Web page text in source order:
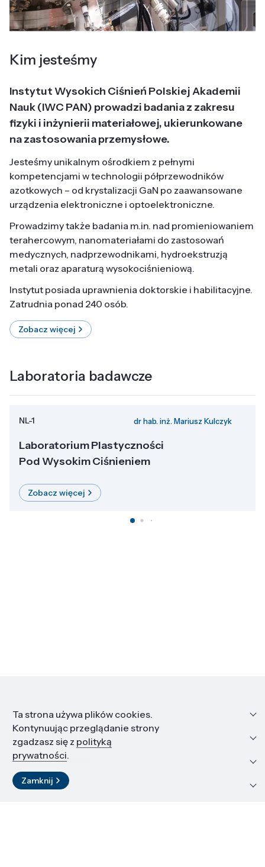
Kim jesteśmy
Instytut Wysokich Ciśnień Polskiej Akademii
Nauk (IWC PAN) prowadzi badania z zakresu
fizyki i inżynierii materiałowej, ukierunkowane
na zastosowania przemysłowe.
Jesteśmy unikalnym ośrodkiem z pełnymi
kompetencjami w technologii półprzewodników
azotkowych – od krystalizacji GaN po zaawansowane
urządzenia elektroniczne i optoelektroniczne.
Prowadzimy także badania m.in. nad promieniowaniem
terahercowym, nanomateriałami do zastosowań
medycznych, nadprzewodnikami, hydroekstruzją
metali oraz aparaturą wysokociśnieniową.
Instytut posiada uprawnienia doktorskie i habilitacyjne.
Zatrudnia ponad 240 osób.
Zobacz więcej
Laboratoria badawcze
NL-1 dr hab. inż. Mariusz Kulczyk
Laboratorium Plastyczności
Pod Wysokim Ciśnieniem
Zobacz więcej
Informacje
Edukacja i kariera
Zasoby i materiały
Kontakt
Ta strona używa plików cookies.
Kontynuując przeglądanie strony
zgadzasz się z polityką
prywatności.
Zamknij